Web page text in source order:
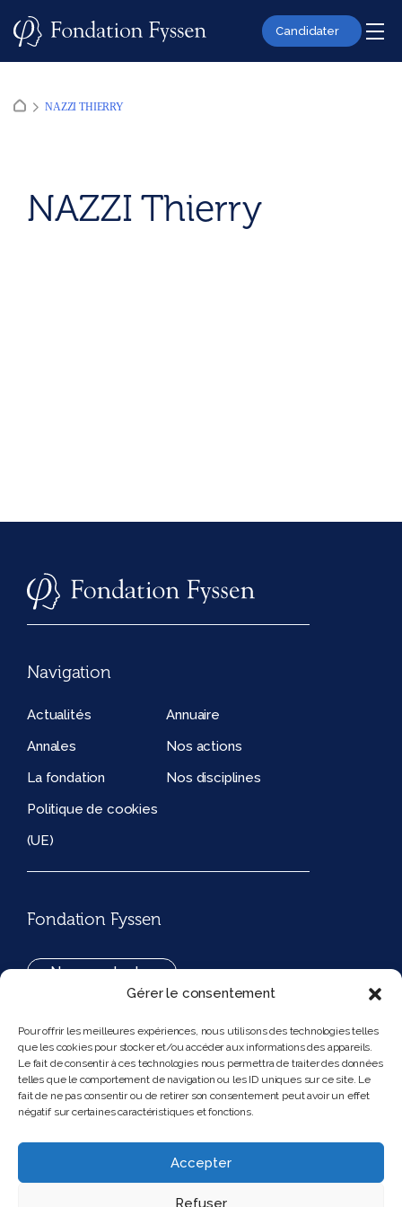
Gérer le consentement
Pour offrir les meilleures expériences, nous utilisons des technologies telles
que les cookies pour stocker et/ou accéder aux informations des appareils.
Le fait de consentir à ces technologies nous permettra de traiter des données
telles que le comportement de navigation ou les ID uniques sur ce site. Le
fait de ne pas consentir ou de retirer son consentement peut avoir un effet
négatif sur certaines caractéristiques et fonctions.
Accepter
Refuser
Candidater
NAZZI THIERRY
NAZZI Thierry
Navigation
Actualités
Annuaire
Annales
Nos actions
La fondation
Nos disciplines
Politique de cookies
(UE)
Fondation Fyssen
Nous contacter
194, rue de Rivoli 75001 Paris France
Nous suivre